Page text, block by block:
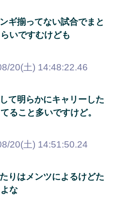
ギ揃ってない試合でまと
いですむけども
20(土) 14:48:22.46
て明らかにキャリーした
ること多いですけど。
20(土) 14:51:50.24
りはメンツによるけどた
な